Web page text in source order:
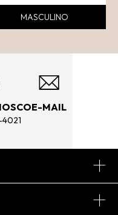
MASCULINO
4021
E-MAIL